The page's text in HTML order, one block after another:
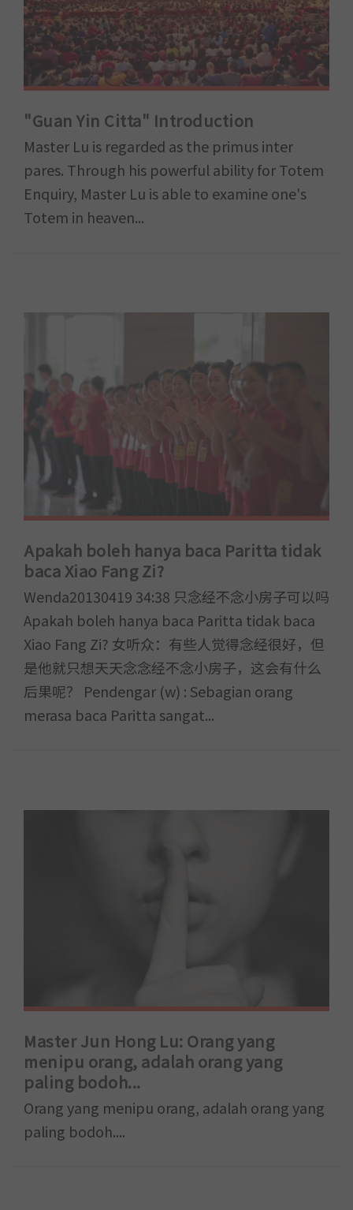
"Guan Yin Citta" Introduction
Master Lu is regarded as the primus inter
pares. Through his powerful ability for Totem
Enquiry, Master Lu is able to examine one's
Totem in heaven...
Apakah boleh hanya baca Paritta tidak
baca Xiao Fang Zi?
Wenda20130419 34:38 只念经不念小房子可以吗
Apakah boleh hanya baca Paritta tidak baca
Xiao Fang Zi? 女听众：有些人觉得念经很好，但
是他就只想天天念念经不念小房子，这会有什么
后果呢？ Pendengar (w) : Sebagian orang
merasa baca Paritta sangat...
Master Jun Hong Lu: Orang yang
menipu orang, adalah orang yang
paling bodoh...
Orang yang menipu orang, adalah orang yang
paling bodoh....